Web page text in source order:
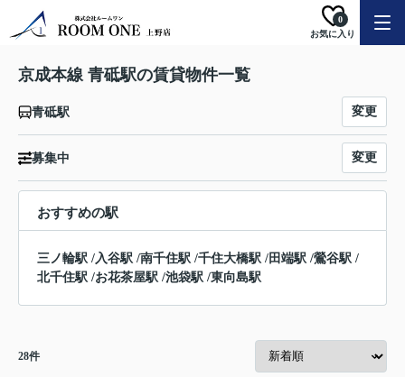
お気に入り
0
京成本線 青砥駅の賃貸物件一覧
青砥駅 変更
募集中 変更
おすすめの駅
三ノ輪駅 /入谷駅 /南千住駅 /千住大橋駅 /田端駅 /鶯谷駅 /
北千住駅 /お花茶屋駅 /池袋駅 /東向島駅
28件